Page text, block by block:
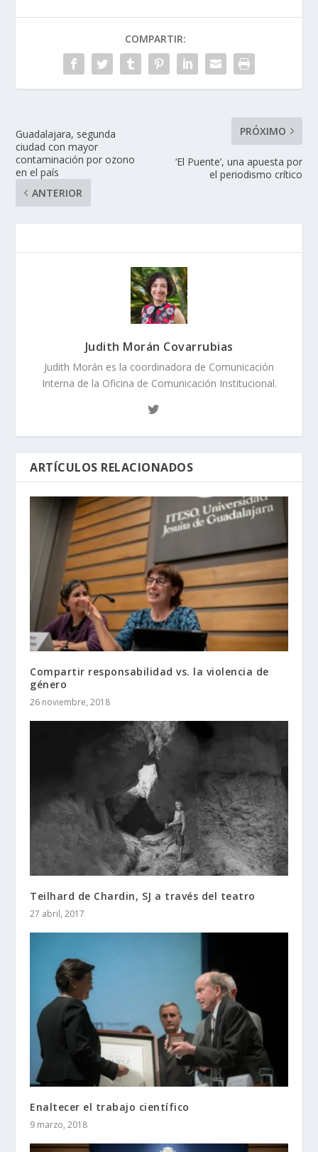
COMPARTIR:
Guadalajara, segunda
ciudad con mayor
contaminación por ozono
en el país
ANTERIOR
PRÓXIMO
‘El Puente’, una apuesta por
el periodismo crítico
Judith Morán Covarrubias
Judith Morán es la coordinadora de Comunicación
Interna de la Oficina de Comunicación Institucional.
ARTÍCULOS RELACIONADOS
Compartir responsabilidad vs. la violencia de
género
26 noviembre, 2018
Teilhard de Chardin, SJ a través del teatro
27 abril, 2017
Enaltecer el trabajo científico
9 marzo, 2018